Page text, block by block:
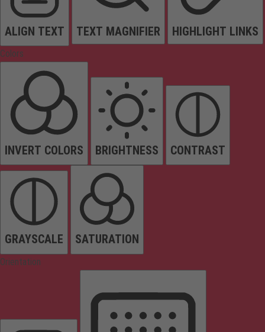
ALIGN TEXT TEXT MAGNIFIER HIGHLIGHT LINKS
Colors
INVERT COLORS BRIGHTNESS CONTRAST
GRAYSCALE SATURATION
Orientation